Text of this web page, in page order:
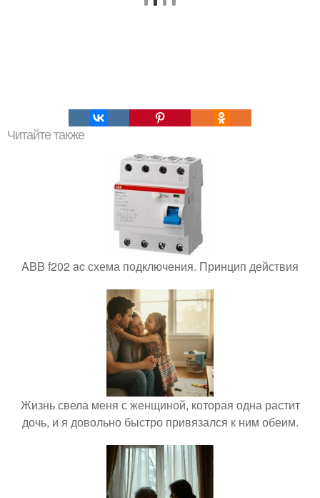
Читайте также
ABB f202 ac схема подключения. Принцип действия
Жизнь свела меня с женщиной, которая одна растит
дочь, и я довольно быстро привязался к ним обеим.